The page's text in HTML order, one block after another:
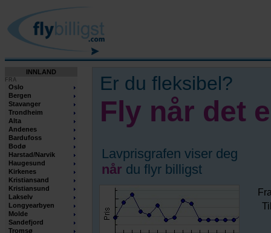
INNLAND
FRA
Oslo
Bergen
Stavanger
Trondheim
Alta
Andenes
Bardufoss
Bodø
Harstad/Narvik
Haugesund
Kirkenes
Kristiansand
Kristiansund
Lakselv
Longyearbyen
Molde
Sandefjord
Tromsø
Er du fleksibel?
Fly når det
Lavprisgrafen viser deg
når du flyr billigst